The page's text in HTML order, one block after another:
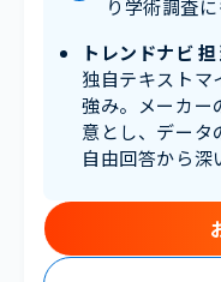
り学術調査
トレンドナビ
独自テキストマ
強み。メーカー
意とし、データ
自由回答から